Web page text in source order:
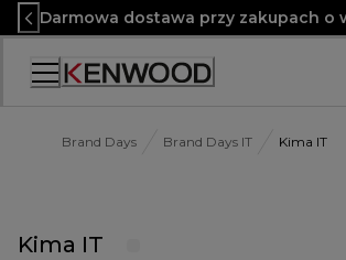
Skip
to
Content
Darmowa dostawa przy zakupach o
Brand Days Brand Days IT Kima IT
Kima IT